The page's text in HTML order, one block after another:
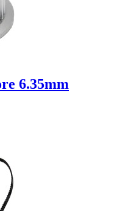
6.35mm